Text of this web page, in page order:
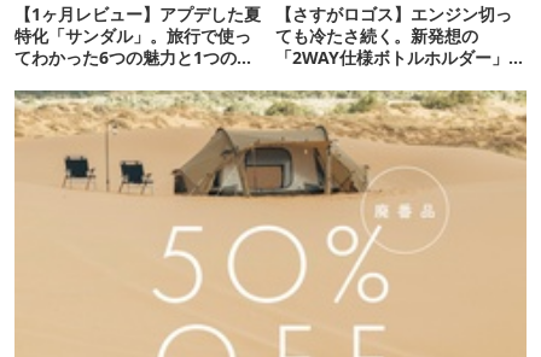
【1ヶ月レビュー】アプデした夏
特化「サンダル」。旅行で使っ
てわかった6つの魅力と1つの注
【さすがロゴス】エンジン切っ
ても冷たさ続く。新発想の
「2WAY仕様ボトルホルダー」が